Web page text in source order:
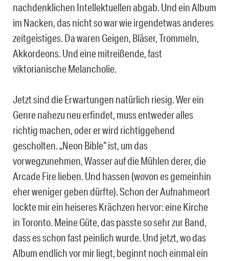
nachdenklichen Intellektuellen abgab. Und ein Album
im Nacken, das nicht so war wie irgendetwas anderes
zeitgeistiges. Da waren Geigen, Bläser, Trommeln,
Akkordeons. Und eine mitreißende, fast
viktorianische Melancholie.
Jetzt sind die Erwartungen natürlich riesig. Wer ein
Genre nahezu neu erfindet, muss entweder alles
richtig machen, oder er wird richtiggehend
gescholten. „Neon Bible“ ist, um das
vorwegzunehmen, Wasser auf die Mühlen derer, die
Arcade Fire lieben. Und hassen (wovon es gemeinhin
eher weniger geben dürfte). Schon der Aufnahmeort
lockte mir ein heiseres Krächzen hervor: eine Kirche
in Toronto. Meine Güte, das passte so sehr zur Band,
dass es schon fast peinlich wurde. Und jetzt, wo das
Album endlich vor mir liegt, beginnt noch einmal ein